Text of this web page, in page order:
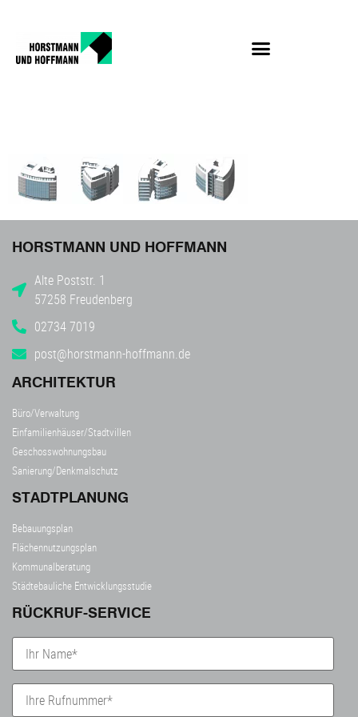
HORSTMANN UND HOFFMANN
Alte Poststr. 1
57258 Freudenberg
02734 7019
post@horstmann-hoffmann.de
ARCHITEKTUR
Büro/Verwaltung
Einfamilienhäuser/Stadtvillen
Geschosswohnungsbau
Sanierung/Denkmalschutz
STADTPLANUNG
Bebauungsplan
Flächennutzungsplan
Kommunalberatung
Städtebauliche Entwicklungsstudie
RÜCKRUF-SERVICE